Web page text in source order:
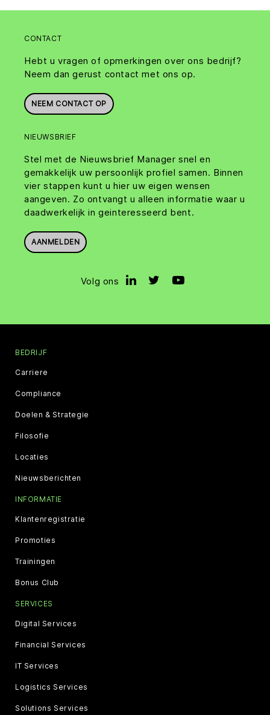
CONTACT
Hebt u vragen of opmerkingen over ons bedrijf?
Neem dan gerust contact met ons op.
NEEM CONTACT OP
NIEUWSBRIEF
Stel met de Nieuwsbrief Manager snel en
gemakkelijk uw persoonlijk profiel samen. Binnen
vier stappen kunt u hier uw eigen wensen
aangeven. Zo ontvangt u alleen informatie waar u
daadwerkelijk in geinteresseerd bent.
AANMELDEN
Volg ons
BEDRIJF
Carriere
Compliance
Doelen & Strategie
Filosofie
Locaties
Nieuwsberichten
INFORMATIE
Klantenregistratie
Promoties
Trainingen
Bonus Club
SERVICES
Digital Services
Financial Services
IT Services
Logistics Services
Solutions Services